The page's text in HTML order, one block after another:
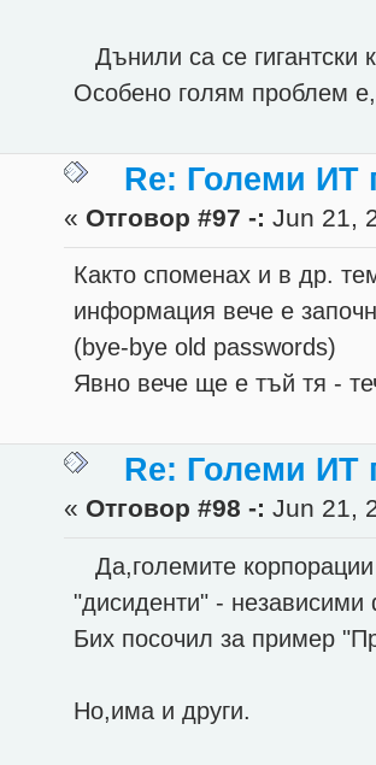
Дънили са се гигантски
Особено голям проблем
Re: Големи ИТ
« Отговор #97 -: Jun 21,
Както споменах и в др.
информация вече е
(bye-bye old passwords)
Явно вече ще е тъй тя -
Re: Големи ИТ
« Отговор #98 -: Jun 21,
Да,големите
"дисиденти" -
Бих посочил за пример
Но,има и други.